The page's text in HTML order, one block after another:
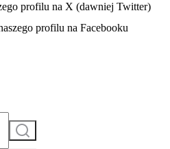
profilu na X (dawniej Twitter)
w nowej karcieprofilu na Facebooku
Szukaj